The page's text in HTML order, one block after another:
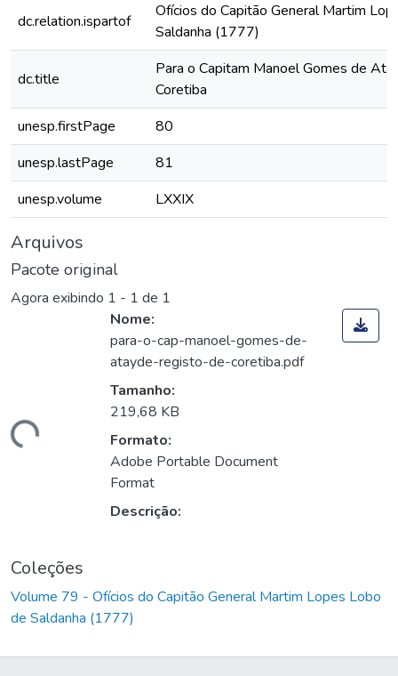
dc.relation.ispartof
Ofícios do Capitão General Martim
Saldanha (1777)
dc.title
Para o Capitam Manoel Gomes de
Coretiba
unesp.firstPage
80
unesp.lastPage
81
unesp.volume
LXXIX
Arquivos
Pacote original
Agora exibindo 1 - 1 de 1
Nome:
para-o-cap-manoel-gomes-de-
atayde-registo-de-coretiba.pdf
Tamanho:
219,68 KB
Formato:
Adobe Portable Document
Format
Descrição:
Coleções
Volume 79 - Ofícios do Capitão General Martim Lopes Lobo
de Saldanha (1777)